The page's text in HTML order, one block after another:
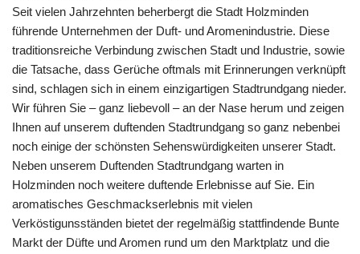
Seit vielen Jahrzehnten beherbergt die Stadt Holzminden
führende Unternehmen der Duft- und Aromenindustrie. Diese
traditionsreiche Verbindung zwischen Stadt und Industrie, sowie
die Tatsache, dass Gerüche oftmals mit Erinnerungen verknüpft
sind, schlagen sich in einem einzigartigen Stadtrundgang nieder.
Wir führen Sie – ganz liebevoll – an der Nase herum und zeigen
Ihnen auf unserem duftenden Stadtrundgang so ganz nebenbei
noch einige der schönsten Sehenswürdigkeiten unserer Stadt.
Neben unserem Duftenden Stadtrundgang warten in
Holzminden noch weitere duftende Erlebnisse auf Sie. Ein
aromatisches Geschmackserlebnis mit vielen
Verköstigunsständen bietet der regelmäßig stattfindende Bunte
Markt der Düfte und Aromen rund um den Marktplatz und die